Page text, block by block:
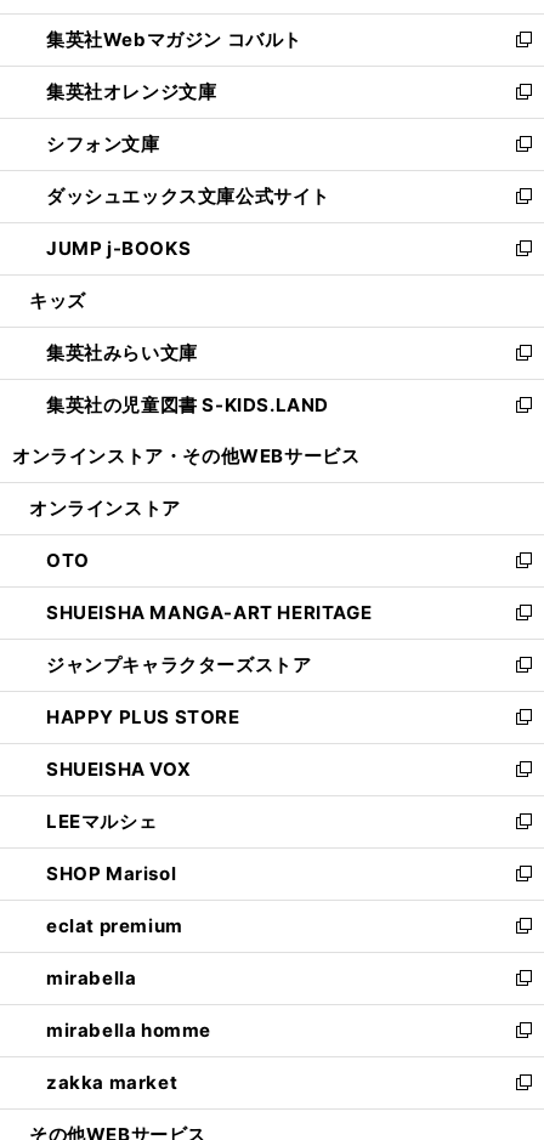
開
く
ウ
で
開
く
ン
ド
ウ
で
開
く
ウ
ィ
ン
ド
ウ
で
開
く
集英社Webマガジン コバルト
新
し
い
ウ
ィ
ン
ド
ウ
で
開
集英社オレンジ文庫
新
し
い
ウ
ィ
ン
ド
ウ
開
く
シフォン文庫
新
し
い
ウ
ィ
ン
ウ
で
開
く
ダッシュエックス文庫公式サイト
新
し
い
ウ
ン
ド
ウ
で
JUMP j-BOOKS
新
し
ウ
ィ
ン
ド
開
キッズ
集英社みらい文庫
新
し
い
ン
ウ
で
開
く
集英社の児童図書 S-KIDS.LAND
新
ウ
ン
ド
ウ
で
開
く
オンラインストア・ その他WEBサービス
オンラインストア
OTO
新
し
い
ウ
ィ
ン
ド
ウ
で
開
く
SHUEISHA MANGA-ART HERITAGE
新
し
い
ウ
ィ
ン
ド
ウ
で
開
く
ジャンプキャラクターズストア
新
し
い
ウ
ィ
ン
ド
ウ
で
開
く
HAPPY PLUS STORE
新
し
い
ウ
ィ
ン
ド
ウ
で
開
く
SHUEISHA VOX
新
し
い
ウ
ィ
ン
ド
ウ
で
開
く
LEEマルシェ
新
し
い
ウ
ィ
ン
ド
ウ
で
開
く
SHOP Marisol
新
し
い
ウ
ィ
ン
ド
ウ
で
開
eclat premium
新
し
い
ウ
ィ
ン
ド
ウ
mirabella
新
し
い
ウ
ィ
ン
mirabella homme
新
し
い
ウ
zakka market
新
し
その他WEBサービス